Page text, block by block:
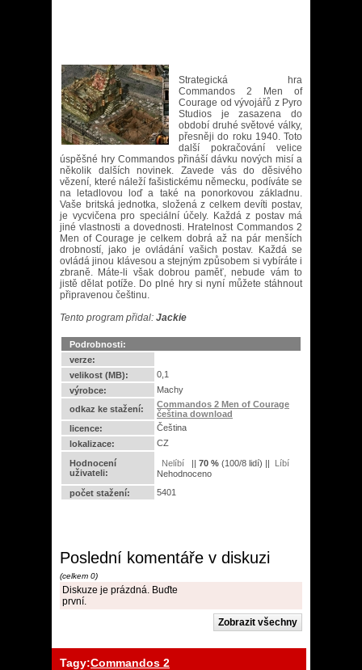
Strategická hra
Commandos 2 Men of
Courage od vývojářů z Pyro
Studios je zasazena do
období druhé světové války,
přesněji do roku 1940. Toto
další pokračování velice
úspěšné hry Commandos přináší dávku nových misí a
několik dalších novinek. Zavede vás do děsivého
vězení, které náleží fašistickému německu, podíváte se
na letadlovou loď a také na ponorkovou základnu.
Vaše britská jednotka, složená z celkem devíti postav,
je vycvičena pro speciální účely. Každá z postav má
jiné vlastnosti a dovednosti. Hratelnost Commandos 2
Men of Courage je celkem dobrá až na pár menších
drobností, jako je ovládání vašich postav. Každá se
ovládá jinou klávesou a stejným způsobem si vybíráte i
zbraně. Máte-li však dobrou paměť, nebude vám to
jistě dělat potíže. Do plné hry si nyní můžete stáhnout
připravenou češtinu.
Tento program přidal: Jackie
Podrobnosti:
verze:
velikost (MB):
0,1
výrobce:
Machy
odkaz ke stažení:
Commandos 2 Men of Courage
čeština download
licence:
Čeština
lokalizace:
CZ
Hodnocení
uživateli:
|| 70 % (100/8 lidí) ||
Nehodnoceno
počet stažení:
5401
Poslední komentáře v diskuzi
(celkem 0)
Diskuze je prázdná. Buďte
první.
Tagy:Commandos 2